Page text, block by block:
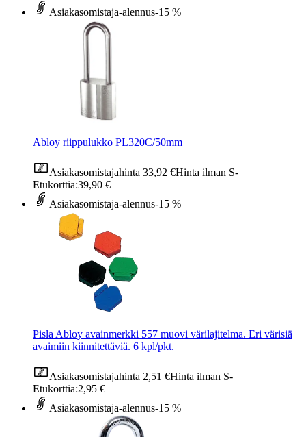
Asiakasomistaja-alennus-15 %
Abloy riippulukko PL320C/50mm
Asiakasomistajahinta 33,92 €Hinta ilman S-
Etukorttia:39,90 €
Asiakasomistaja-alennus-15 %
Pisla Abloy avainmerkki 557 muovi värilajitelma. Eri värisiä
avaimiin kiinnitettäviä. 6 kpl/pkt.
Asiakasomistajahinta 2,51 €Hinta ilman S-
Etukorttia:2,95 €
Asiakasomistaja-alennus-15 %